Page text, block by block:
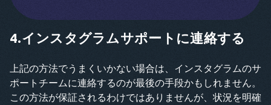
4.インスタグラムサポートに連絡する
上記の方法でうまくいかない場合は、インスタグラムのサ
ポートチームに連絡するのが最後の手段かもしれません。
この方法が保証されるわけではありませんが、状況を明確